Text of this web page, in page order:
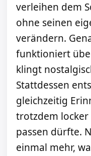
verleihen dem
ohne seinen
verändern.
funktioniert
klingt
Stattdessen
gleichzeitig
trotzdem locker
passen dürfte.
einmal mehr,